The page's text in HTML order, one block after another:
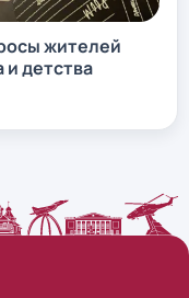
жителей
детства